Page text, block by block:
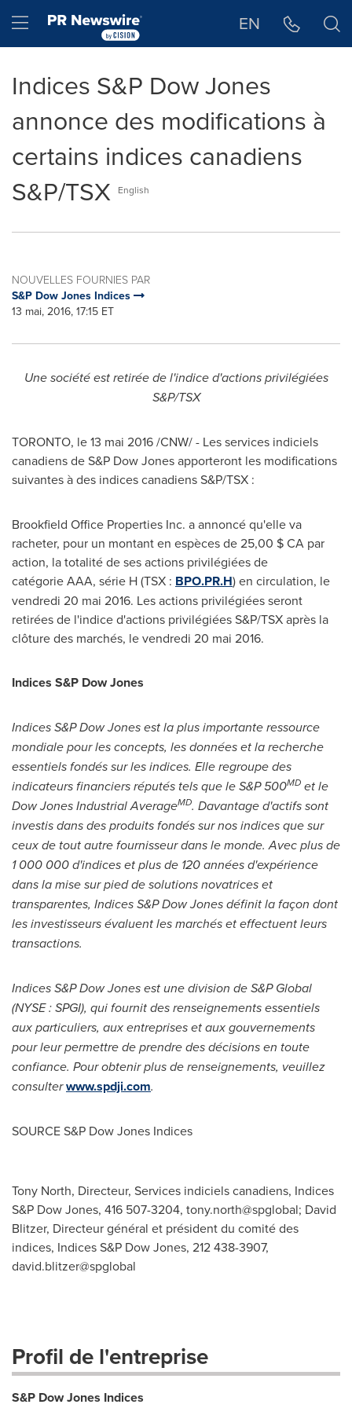
Hamburger menu EN
Indices S&P Dow Jones
annonce des modifications à
certains indices canadiens
S&P/TSX English
NOUVELLES FOURNIES PAR
S&P Dow Jones Indices
13 mai, 2016, 17:15 ET
Une société est retirée de l'indice d'actions privilégiées
S&P/TSX
TORONTO, le 13 mai 2016 /CNW/ - Les services indiciels
canadiens de S&P Dow Jones apporteront les modifications
suivantes à des indices canadiens S&P/TSX :
Brookfield Office Properties Inc. a annoncé qu'elle va
racheter, pour un montant en espèces de 25,00 $ CA par
action, la totalité de ses actions privilégiées de
catégorie AAA, série H (TSX : BPO.PR.H) en circulation, le
vendredi 20 mai 2016. Les actions privilégiées seront
retirées de l'indice d'actions privilégiées S&P/TSX après la
clôture des marchés, le vendredi 20 mai 2016.
Indices S&P Dow Jones
Indices S&P Dow Jones est la plus importante ressource
mondiale pour les concepts, les données et la recherche
essentiels fondés sur les indices. Elle regroupe des
indicateurs financiers réputés tels que le S&P 500MD et le
Dow Jones Industrial AverageMD. Davantage d'actifs sont
investis dans des produits fondés sur nos indices que sur
ceux de tout autre fournisseur dans le monde. Avec plus de
1 000 000 d'indices et plus de 120 années d'expérience
dans la mise sur pied de solutions novatrices et
transparentes, Indices S&P Dow Jones définit la façon dont
les investisseurs évaluent les marchés et effectuent leurs
transactions.
Indices S&P Dow Jones est une division de S&P Global
(NYSE : SPGI), qui fournit des renseignements essentiels
aux particuliers, aux entreprises et aux gouvernements
pour leur permettre de prendre des décisions en toute
confiance. Pour obtenir plus de renseignements, veuillez
consulterwww.spdji.com.
SOURCE S&P Dow Jones Indices
Tony North, Directeur, Services indiciels canadiens, Indices
S&P Dow Jones, 416 507-3204, tony.north@spglobal; David
Blitzer, Directeur général et président du comité des
indices, Indices S&P Dow Jones, 212 438-3907,
david.blitzer@spglobal
Profil de l'entreprise
S&P Dow Jones Indices